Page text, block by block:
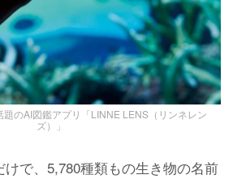
題のAI図鑑アプリ「LINNE LENS（リンネレン
ズ）」
で、5,780種類もの生き物の名前